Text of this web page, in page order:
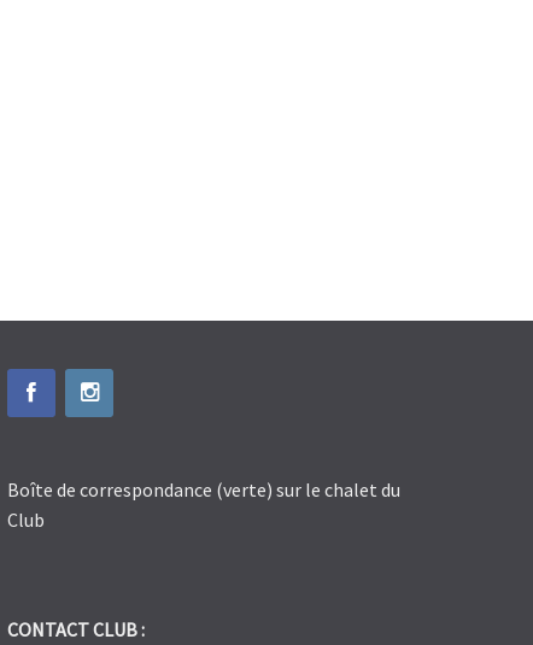
Boîte de correspondance (verte) sur le chalet du
Club
CONTACT CLUB :